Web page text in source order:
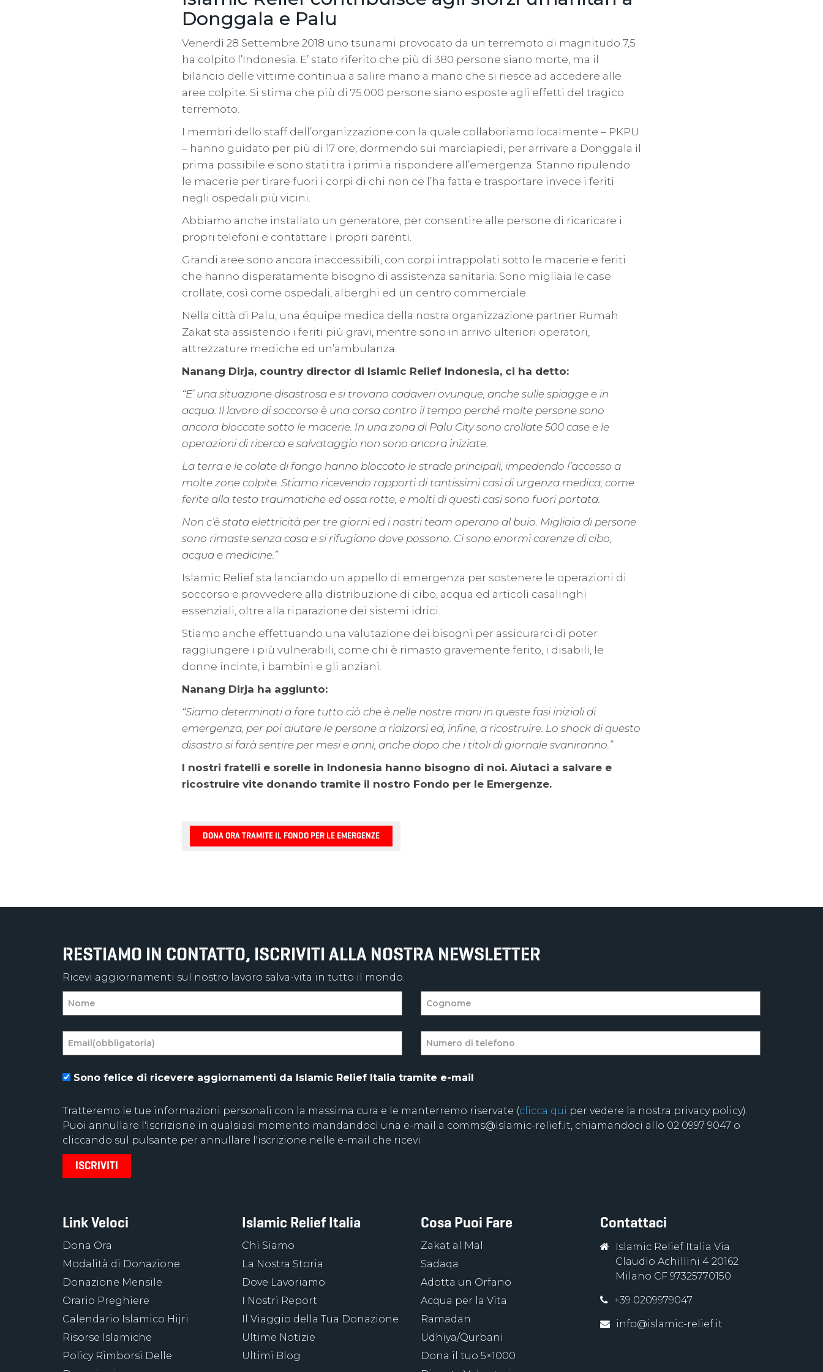
Donggala e Palu
Venerdì 28 Settembre 2018 uno tsunami provocato da un terremoto di magnitudo 7,5
ha colpito l’Indonesia. E’ stato riferito che più di 380 persone siano morte, ma il
bilancio delle vittime continua a salire mano a mano che si riesce ad accedere alle
aree colpite. Si stima che più di 75.000 persone siano esposte agli effetti del tragico
terremoto.
I membri dello staff dell’organizzazione con la quale collaboriamo localmente – PKPU
– hanno guidato per più di 17 ore, dormendo sui marciapiedi, per arrivare a Donggala il
prima possibile e sono stati tra i primi a rispondere all’emergenza. Stanno ripulendo
le macerie per tirare fuori i corpi di chi non ce l’ha fatta e trasportare invece i feriti
negli ospedali più vicini.
Abbiamo anche installato un generatore, per consentire alle persone di ricaricare i
propri telefoni e contattare i propri parenti.
Grandi aree sono ancora inaccessibili, con corpi intrappolati sotto le macerie e feriti
che hanno disperatamente bisogno di assistenza sanitaria. Sono migliaia le case
crollate, così come ospedali, alberghi ed un centro commerciale.
Nella città di Palu, una équipe medica della nostra organizzazione partner Rumah
Zakat sta assistendo i feriti più gravi, mentre sono in arrivo ulteriori operatori,
attrezzature mediche ed un’ambulanza.
Nanang Dirja, country director di Islamic Relief Indonesia, ci ha detto:
“E’ una situazione disastrosa e si trovano cadaveri ovunque, anche sulle spiagge e in
acqua. Il lavoro di soccorso è una corsa contro il tempo perché molte persone sono
ancora bloccate sotto le macerie. In una zona di Palu City sono crollate 500 case e le
operazioni di ricerca e salvataggio non sono ancora iniziate.
La terra e le colate di fango hanno bloccato le strade principali, impedendo l’accesso a
molte zone colpite. Stiamo ricevendo rapporti di tantissimi casi di urgenza medica, come
ferite alla testa traumatiche ed ossa rotte, e molti di questi casi sono fuori portata.
Non c’è stata elettricità per tre giorni ed i nostri team operano al buio. Migliaia di persone
sono rimaste senza casa e si rifugiano dove possono. Ci sono enormi carenze di cibo,
acqua e medicine.”
Islamic Relief sta lanciando un appello di emergenza per sostenere le operazioni di
soccorso e provvedere alla distribuzione di cibo, acqua ed articoli casalinghi
essenziali, oltre alla riparazione dei sistemi idrici.
Stiamo anche effettuando una valutazione dei bisogni per assicurarci di poter
raggiungere i più vulnerabili, come chi è rimasto gravemente ferito, i disabili, le
donne incinte, i bambini e gli anziani.
Nanang Dirja ha aggiunto:
“Siamo determinati a fare tutto ciò che è nelle nostre mani in queste fasi iniziali di
emergenza, per poi aiutare le persone a rialzarsi ed, infine, a ricostruire. Lo shock di questo
disastro si farà sentire per mesi e anni, anche dopo che i titoli di giornale svaniranno.”
I nostri fratelli e sorelle in Indonesia hanno bisogno di noi. Aiutaci a salvare e
ricostruire vite donando tramite il nostro Fondo per le Emergenze.
RESTIAMO IN CONTATTO, ISCRIVITI ALLA NOSTRA NEWSLETTER
Ricevi aggiornamenti sul nostro lavoro salva-vita in tutto il mondo.
Sono felice di ricevere aggiornamenti da Islamic Relief Italia tramite e-mail
Tratteremo le tue informazioni personali con la massima cura e le manterremo riservate (clicca qui per vedere la nostra privacy policy).
Puoi annullare l'iscrizione in qualsiasi momento mandandoci una e-mail a comms@islamic-relief.it, chiamandoci allo 02 0997 9047 o
cliccando sul pulsante per annullare l'iscrizione nelle e-mail che ricevi
Link Veloci
Dona Ora
Modalità di Donazione
Donazione Mensile
Orario Preghiere
Calendario Islamico Hijri
Risorse Islamiche
Policy Rimborsi Delle
Islamic Relief Italia
Chi Siamo
La Nostra Storia
Dove Lavoriamo
I Nostri Report
Il Viaggio della Tua Donazione
Ultime Notizie
Ultimi Blog
Cosa Puoi Fare
Zakat al Mal
Sadaqa
Adotta un Orfano
Acqua per la Vita
Ramadan
Udhiya/Qurbani
Dona il tuo 5×1000
Contattaci
Islamic Relief Italia Via
Claudio Achillini 4 20162
Milano CF 97325770150
+39 0209979047
info@islamic-relief.it